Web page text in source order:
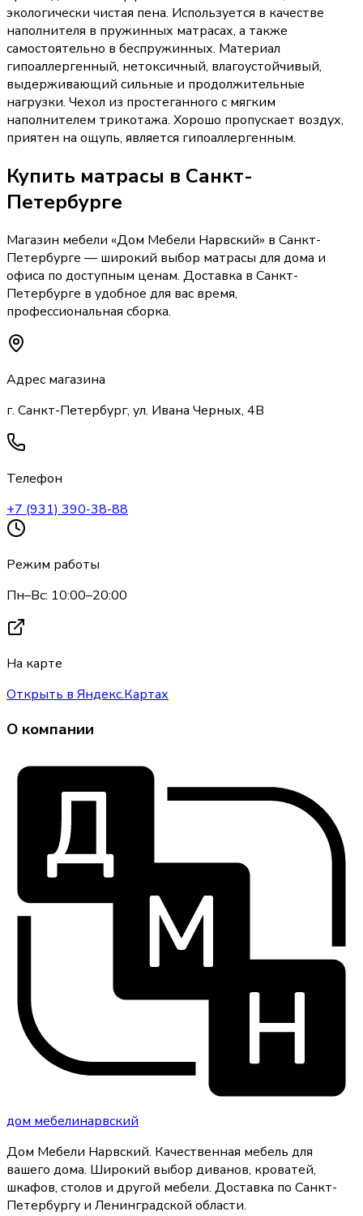
экологически чистая пена. Используется в качестве
наполнителя в пружинных матрасах, а также
самостоятельно в беспружинных. Материал
гипоаллергенный, нетоксичный, влагоустойчивый,
выдерживающий сильные и продолжительные
нагрузки. Чехол из простеганного с мягким
наполнителем трикотажа. Хорошо пропускает воздух,
приятен на ощупь, является гипоаллергенным.
Купить матрасы в Санкт-
Петербурге
Магазин мебели «Дом Мебели Нарвский» в Санкт-
Петербурге — широкий выбор матрасы для дома и
офиса по доступным ценам. Доставка в Санкт-
Петербурге в удобное для вас время,
профессиональная сборка.
Адрес магазина
г. Санкт-Петербург, ул. Ивана Черных, 4В
Телефон
+7 (931) 390-38-88
Режим работы
Пн–Вс: 10:00–20:00
На карте
Открыть в Яндекс.Картах
О компании
дом мебелинарвский
Дом Мебели Нарвский. Качественная мебель для
вашего дома. Широкий выбор диванов, кроватей,
шкафов, столов и другой мебели. Доставка по Санкт-
Петербургу и Ленинградской области.